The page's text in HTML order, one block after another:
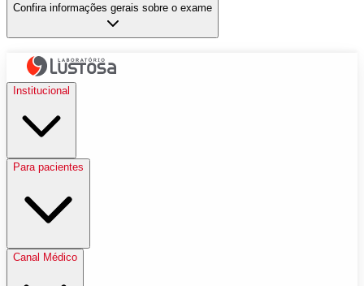
Confira informações gerais sobre o exame
Institucional
Para pacientes
Canal Médico